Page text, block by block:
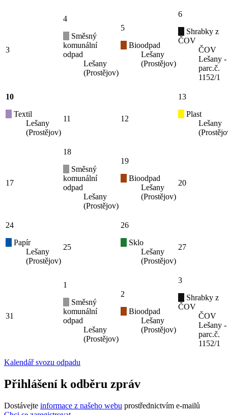
3
4
Směsný
komunální
odpad
Lešany
(Prostějov)
5
Bioodpad
Lešany
(Prostějov)
6
Shrabky z
ČOV
ČOV
Lešany -
parc.č.
1152/1
10
Textil
Lešany
(Prostějov)
11 12
13
Plast
Lešany
17
18
Směsný
komunální
odpad
Lešany
(Prostějov)
19
Bioodpad
Lešany
(Prostějov)
20
24
Papír
Lešany
(Prostějov)
25
26
Sklo
Lešany
(Prostějov)
27
31
1
Směsný
komunální
odpad
Lešany
(Prostějov)
2
Bioodpad
Lešany
(Prostějov)
3
Shrabky z
ČOV
ČOV
Lešany -
parc.č.
1152/1
Kalendář svozu odpadu
Přihlášení k odběru zpráv
Dostávejte informace z našeho webu prostřednictvím e-mailů